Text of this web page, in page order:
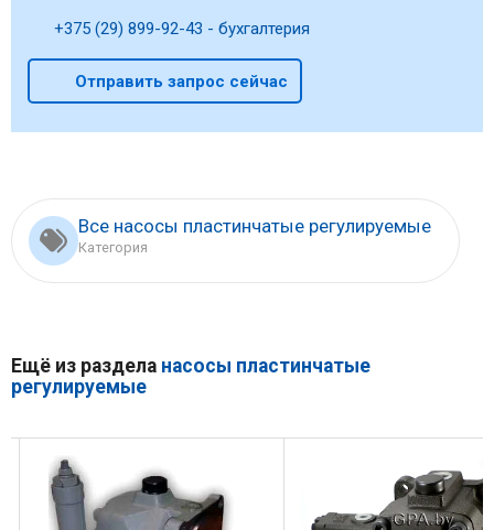
+375 (29) 899-92-43 - бухгалтерия
Отправить запрос сейчас
Все насосы пластинчатые регулируемые
Категория
Ещё из раздела насосы пластинчатые
регулируемые